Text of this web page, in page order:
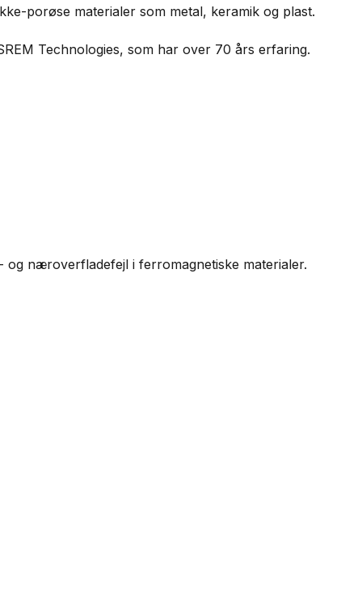
porøse materialer som metal, keramik og plast.
Technologies, som har over 70 års erfaring.
næroverfladefejl i ferromagnetiske materialer.